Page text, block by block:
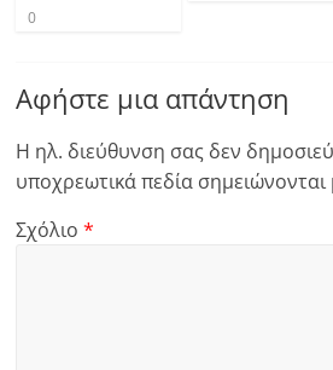
0
Αφήστε μια απάντηση
Η ηλ. διεύθυνση σας δεν
υποχρεωτικά πεδία
Σχόλιο*